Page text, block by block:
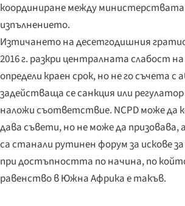
координиране между
изпълнението.
Изтичането на десетгодишния
2016 г. разкри централната слабост
определи краен срок, но не го съчета
задействаща се санкция или
наложи съответствие. NCPD може да
дава съвети, но не може да
са станали рутинен форум за искове
при достъпността по начина, по
равенство в Южна Африка е такъв.